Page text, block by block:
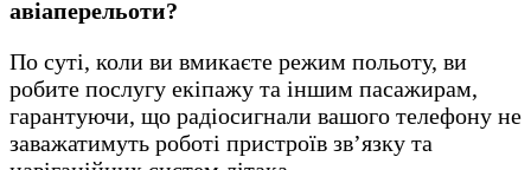
авіаперельоти?
По суті, коли ви вмикаєте режим польоту, ви
робите послугу екіпажу та іншим пасажирам,
гарантуючи, що радіосигнали вашого телефону не
заважатимуть роботі пристроїв зв’язку та